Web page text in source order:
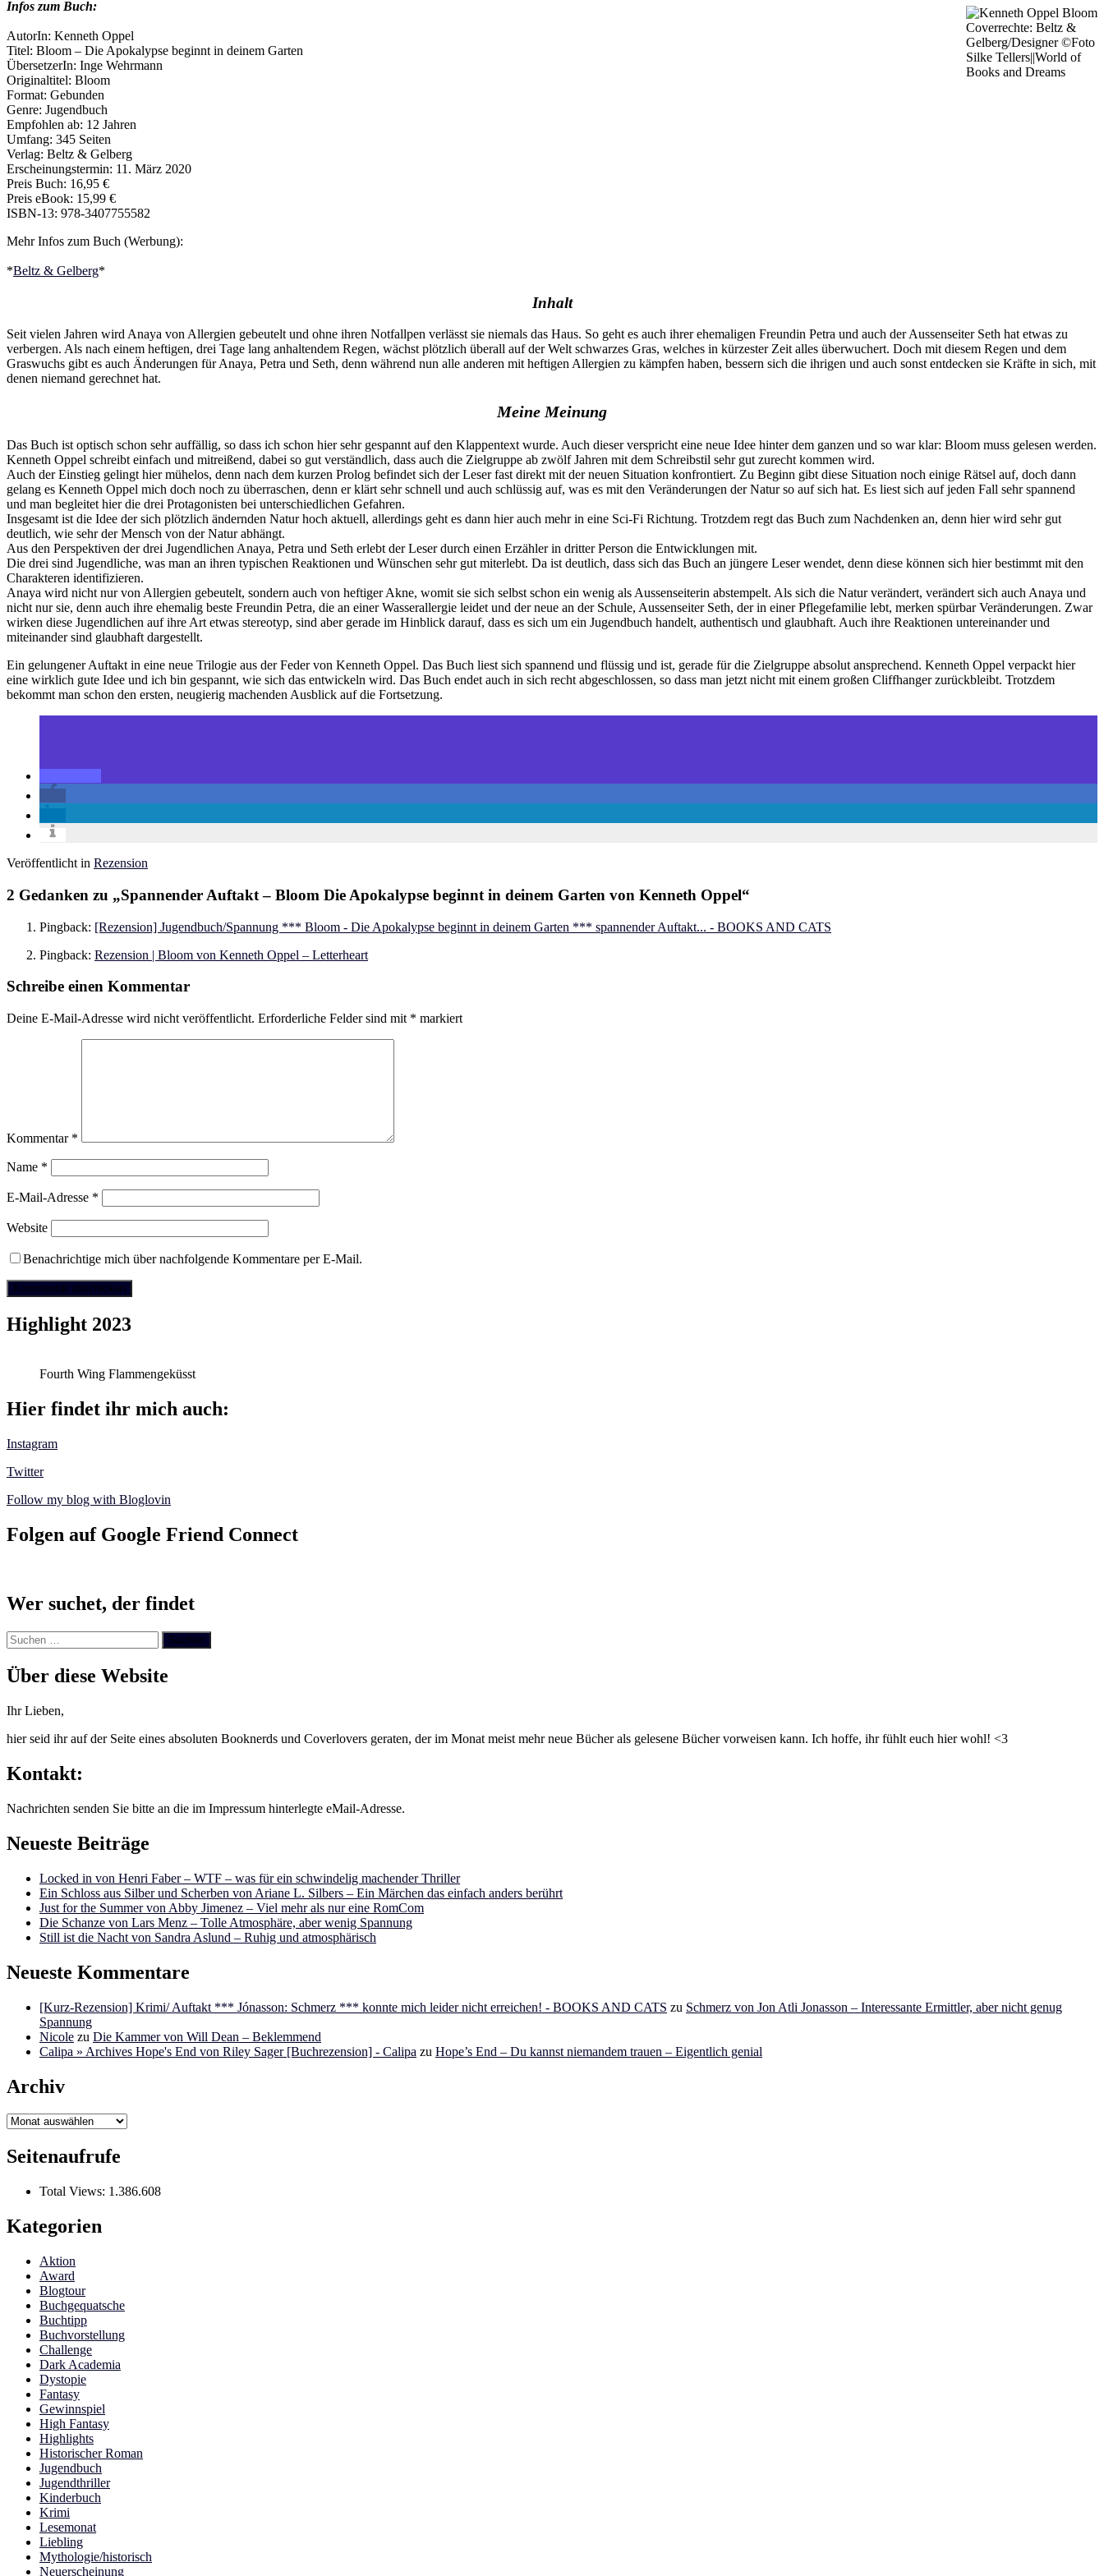
Coverrechte: Beltz &
Gelberg/Designer ©Foto
Silke Tellers||World of
Books and Dreams
Infos zum Buch:
AutorIn: Kenneth Oppel
Titel: Bloom – Die Apokalypse beginnt in deinem Garten
ÜbersetzerIn: Inge Wehrmann
Originaltitel: Bloom
Format: Gebunden
Genre: Jugendbuch
Empfohlen ab: 12 Jahren
Umfang: 345 Seiten
Verlag: Beltz & Gelberg
Erscheinungstermin: 11. März 2020
Preis Buch: 16,95 €
Preis eBook: 15,99 €
ISBN-13: 978-3407755582
Mehr Infos zum Buch (Werbung):
*Beltz & Gelberg*
Inhalt
Seit vielen Jahren wird Anaya von Allergien gebeutelt und ohne ihren Notfallpen verlässt sie niemals das Haus. So geht es auch ihrer ehemaligen Freundin Petra und auch der Aussenseiter Seth hat etwas zu
verbergen. Als nach einem heftigen, drei Tage lang anhaltendem Regen, wächst plötzlich überall auf der Welt schwarzes Gras, welches in kürzester Zeit alles überwuchert. Doch mit diesem Regen und dem
Graswuchs gibt es auch Änderungen für Anaya, Petra und Seth, denn während nun alle anderen mit heftigen Allergien zu kämpfen haben, bessern sich die ihrigen und auch sonst entdecken sie Kräfte in sich, mit
denen niemand gerechnet hat.
Meine Meinung
Das Buch ist optisch schon sehr auffällig, so dass ich schon hier sehr gespannt auf den Klappentext wurde. Auch dieser verspricht eine neue Idee hinter dem ganzen und so war klar: Bloom muss gelesen werden.
Kenneth Oppel schreibt einfach und mitreißend, dabei so gut verständlich, dass auch die Zielgruppe ab zwölf Jahren mit dem Schreibstil sehr gut zurecht kommen wird.
Auch der Einstieg gelingt hier mühelos, denn nach dem kurzen Prolog befindet sich der Leser fast direkt mit der neuen Situation konfrontiert. Zu Beginn gibt diese Situation noch einige Rätsel auf, doch dann
gelang es Kenneth Oppel mich doch noch zu überraschen, denn er klärt sehr schnell und auch schlüssig auf, was es mit den Veränderungen der Natur so auf sich hat. Es liest sich auf jeden Fall sehr spannend
und man begleitet hier die drei Protagonisten bei unterschiedlichen Gefahren.
Insgesamt ist die Idee der sich plötzlich ändernden Natur hoch aktuell, allerdings geht es dann hier auch mehr in eine Sci-Fi Richtung. Trotzdem regt das Buch zum Nachdenken an, denn hier wird sehr gut
deutlich, wie sehr der Mensch von der Natur abhängt.
Aus den Perspektiven der drei Jugendlichen Anaya, Petra und Seth erlebt der Leser durch einen Erzähler in dritter Person die Entwicklungen mit.
Die drei sind Jugendliche, was man an ihren typischen Reaktionen und Wünschen sehr gut miterlebt. Da ist deutlich, dass sich das Buch an jüngere Leser wendet, denn diese können sich hier bestimmt mit den
Charakteren identifizieren.
Anaya wird nicht nur von Allergien gebeutelt, sondern auch von heftiger Akne, womit sie sich selbst schon ein wenig als Aussenseiterin abstempelt. Als sich die Natur verändert, verändert sich auch Anaya und
nicht nur sie, denn auch ihre ehemalig beste Freundin Petra, die an einer Wasserallergie leidet und der neue an der Schule, Aussenseiter Seth, der in einer Pflegefamilie lebt, merken spürbar Veränderungen. Zwar
wirken diese Jugendlichen auf ihre Art etwas stereotyp, sind aber gerade im Hinblick darauf, dass es sich um ein Jugendbuch handelt, authentisch und glaubhaft. Auch ihre Reaktionen untereinander und
miteinander sind glaubhaft dargestellt.
Ein gelungener Auftakt in eine neue Trilogie aus der Feder von Kenneth Oppel. Das Buch liest sich spannend und flüssig und ist, gerade für die Zielgruppe absolut ansprechend. Kenneth Oppel verpackt hier
eine wirklich gute Idee und ich bin gespannt, wie sich das entwickeln wird. Das Buch endet auch in sich recht abgeschlossen, so dass man jetzt nicht mit einem großen Cliffhanger zurückbleibt. Trotzdem
bekommt man schon den ersten, neugierig machenden Ausblick auf die Fortsetzung.
Veröffentlicht in Rezension
2 Gedanken zu „Spannender Auftakt – Bloom Die Apokalypse beginnt in deinem Garten von Kenneth Oppel“
Pingback: [Rezension] Jugendbuch/Spannung *** Bloom - Die Apokalypse beginnt in deinem Garten *** spannender Auftakt... - BOOKS AND CATS
Pingback: Rezension | Bloom von Kenneth Oppel – Letterheart
Schreibe einen Kommentar
Deine E-Mail-Adresse wird nicht veröffentlicht. Erforderliche Felder sind mit * markiert
Kommentar *
Name *
E-Mail-Adresse *
Website
Benachrichtige mich über nachfolgende Kommentare per E-Mail.
Highlight 2023
Fourth Wing Flammengeküsst
Hier findet ihr mich auch:
Instagram
Twitter
Follow my blog with Bloglovin
Folgen auf Google Friend Connect
Wer suchet, der findet
Suchen
nach:
Über diese Website
Ihr Lieben,
hier seid ihr auf der Seite eines absoluten Booknerds und Coverlovers geraten, der im Monat meist mehr neue Bücher als gelesene Bücher vorweisen kann. Ich hoffe, ihr fühlt euch hier wohl! <3
Kontakt:
Nachrichten senden Sie bitte an die im Impressum hinterlegte eMail-Adresse.
Neueste Beiträge
Locked in von Henri Faber – WTF – was für ein schwindelig machender Thriller
Ein Schloss aus Silber und Scherben von Ariane L. Silbers – Ein Märchen das einfach anders berührt
Just for the Summer von Abby Jimenez – Viel mehr als nur eine RomCom
Die Schanze von Lars Menz – Tolle Atmosphäre, aber wenig Spannung
Still ist die Nacht von Sandra Aslund – Ruhig und atmosphärisch
Neueste Kommentare
[Kurz-Rezension] Krimi/ Auftakt *** Jónasson: Schmerz *** konnte mich leider nicht erreichen! - BOOKS AND CATS zu Schmerz von Jon Atli Jonasson – Interessante Ermittler, aber nicht genug
Spannung
Nicole zu Die Kammer von Will Dean – Beklemmend
Calipa » Archives Hope's End von Riley Sager [Buchrezension] - Calipa zu Hope’s End – Du kannst niemandem trauen – Eigentlich genial
Archiv
Archiv
Seitenaufrufe
Total Views: 1.386.608
Kategorien
Aktion
Award
Blogtour
Buchgequatsche
Buchtipp
Buchvorstellung
Challenge
Dark Academia
Dystopie
Fantasy
Gewinnspiel
High Fantasy
Highlights
Historischer Roman
Jugendbuch
Jugendthriller
Kinderbuch
Krimi
Lesemonat
Liebling
Mythologie/historisch
Neuerscheinung